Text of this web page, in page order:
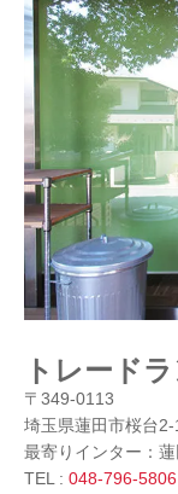
トレード
〒349-0113
埼玉県蓮田市桜台
最寄りインター：
TEL : 048-796-5806